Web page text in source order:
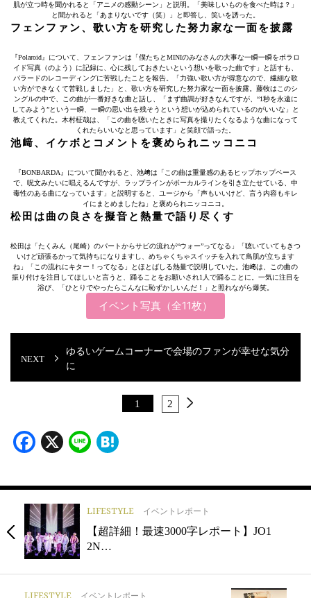
肌が立つ時を聞かれると「アニメの感動シーン」と説明。「美味しいものを食べた時は？」
と聞かれると「あまりないです（笑）」と即答し、笑いを誘った。
フェンファン、歌い方を研究した努力家な一面を披露
『Polaroid』について、フェンファンは「僕たちとMINIのみなさんの大事な一瞬一瞬をポラロ
イド写真（のよう）に記録に、心に残しておきたいという想いを歌った曲です」と話すも、
バラードのレコーディングに苦戦したことを報告。「力強い歌い方が得意なので、繊細な歌
い方ができなくて苦戦しました」と、歌い方を研究した努力家な一面を披露。藤牧はこのシ
ングルの中で、この曲が一番好きな曲と話し、「まず曲調が好きなんですが、“1秒を永遠に
してみよう”という一瞬、一瞬の思い出を残そうという想いが込められているのがいいな」と
教えてくれた。木村柾哉は、「この曲を聴いたときに写真を撮りたくなるような曲になって
くれたらいいなと思っています」と笑顔で語った。
池﨑、イケボとコメントを褒められニッコニコ
『BONBARDA』について聞かれると、池﨑は「この曲は重量感のあるヒップホップベース
で、呪文みたいに唱えるんですが、ラップラインがボーカルラインを引き立たせている、中
毒性のある曲になっています」と説明すると、ユージから「声もいいけど、言う内容もキレ
イにまとめましたね」と褒められニッコニコ。
松田は曲の良さを擬音と熱量で語り尽くす
松田は「たくみん（尾崎）のパートからサビの流れが“ウォー”ってなる」「聴いていてもきつ
いけど頑張るかって気持ちになりますし、めちゃくちゃスイッチを入れて鳥肌が立ちます
ね」「この流れにキター！ってなる」とほとばしる熱量で説明していた。池﨑は、この曲の
振り付けを注目してほしいと言うと、踊ることをお願いされ1人で踊ることに。一気に注目を
浴び、「ひとりでやったらこんなに恥ずかしいんだ！」と照れながら爆笑。
イベント写真（全11枚）
ゆるいゲームコーナーで会場のファンが幸せな気分
に
1 2
Facebook
X Line
LIFESTYLE イベントレポート
【超詳細！最速3000字レポート】JO1
2N…